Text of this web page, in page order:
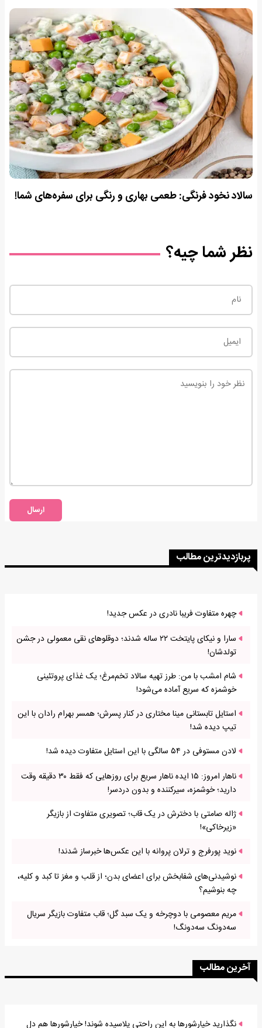
سالاد نخود فرنگی: طعمی بهاری و رنگی برای سفره‌های شما!
نظر شما چیه؟
ارسال
پربازدیدترین مطالب
چهره متفاوت فریبا نادری در عکس جدید!
سارا و نیکای پایتخت ۲۲ ساله شدند؛ دوقلوهای نقی معمولی در جشن
تولدشان!
شام امشب با من: طرز تهیه سالاد تخم‌مرغ؛ یک غذای پروتئینی
خوشمزه که سریع آماده می‌شود!
استایل تابستانی مینا مختاری در کنار پسرش؛ همسر بهرام رادان با این
تیپ دیده شد!
لادن مستوفی در ۵۴ سالگی با این استایل متفاوت دیده شد!
ناهار امروز: ۱۵ ایده ناهار سریع برای روزهایی که فقط ۳۰ دقیقه وقت
دارید؛ خوشمزه، سیرکننده و بدون دردسر!
ژاله صامتی با دخترش در یک قاب؛ تصویری متفاوت از بازیگر
«زیرخاکی»!
نوید پورفرج و ترلان پروانه با این عکس‌ها خبرساز شدند!
نوشیدنی‌های شفابخش برای اعضای بدن؛ از قلب و مغز تا کبد و کلیه،
چه بنوشیم؟
مریم معصومی با دوچرخه و یک سبد گل؛ قاب متفاوت بازیگر سریال
سه‌دونگ سه‌دونگ!
آخرین مطالب
نگذارید خیارشورها به این راحتی پلاسیده شوند! خیارشورها هم دل